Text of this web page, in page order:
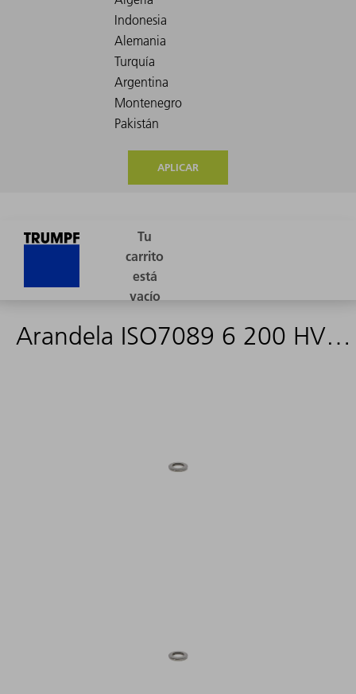
APLICAR
Arandela ISO7089 6 200 HV A2